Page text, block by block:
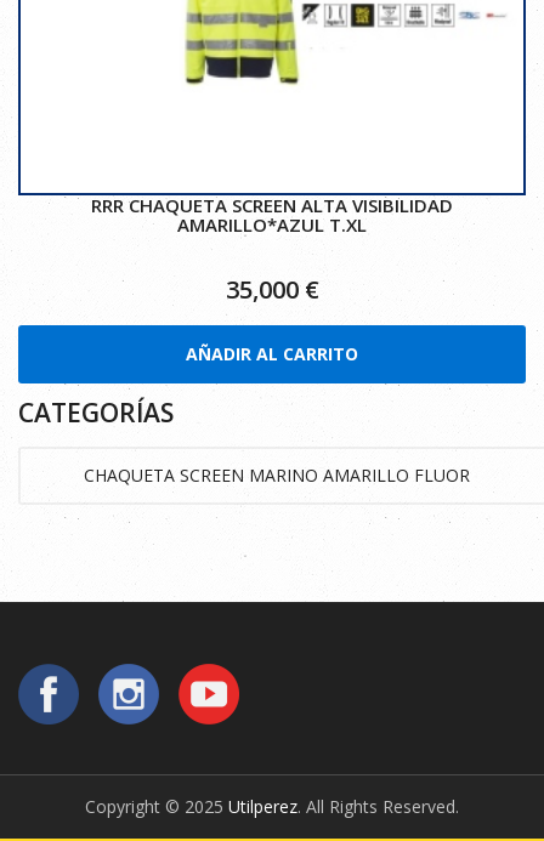
RRR CHAQUETA SCREEN ALTA VISIBILIDAD
AMARILLO*AZUL T.XL
35,000€
AÑADIR AL CARRITO
CATEGORÍAS
Copyright © 2025 Utilperez. All Rights Reserved.